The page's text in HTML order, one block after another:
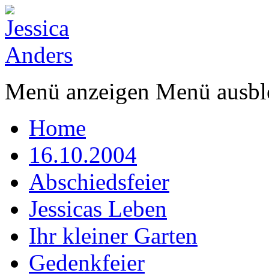
Menü anzeigen Menü
Home
16.10.2004
Abschiedsfeier
Jessicas Leben
Ihr kleiner Garten
Gedenkfeier